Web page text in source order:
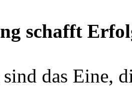
schafft
das Eine,